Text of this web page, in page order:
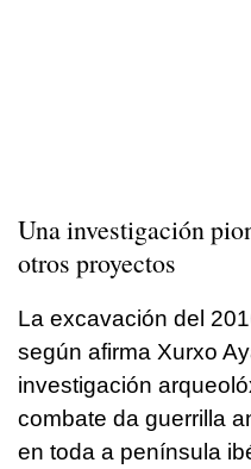
Una investigación
otros proyectos
La excavación del
según afirma Xurxo
investigación
combate da guerrilla
en toda a península